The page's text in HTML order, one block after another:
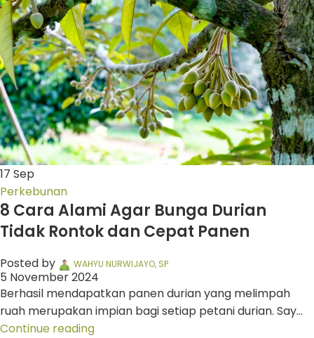
17 Sep
Perkebunan
8 Cara Alami Agar Bunga Durian
Tidak Rontok dan Cepat Panen
Posted by WAHYU NURWIJAYO, SP
5 November 2024
Berhasil mendapatkan panen durian yang melimpah
ruah merupakan impian bagi setiap petani durian. Say...
Continue reading